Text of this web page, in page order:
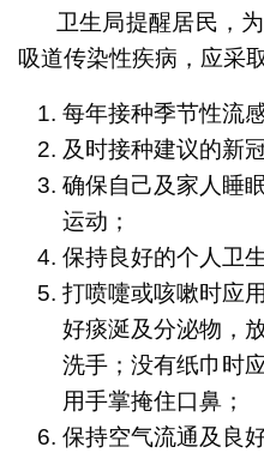
卫生局提醒居民，
吸道传染性疾病，应采
每年接种季节性流
及时接种建议的新
确保自己及家人睡
运动；
保持良好的个人卫
打喷嚏或咳嗽时应
好痰涎及分泌物，
洗手；没有纸巾时
用手掌掩住口鼻；
保持空气流通及良